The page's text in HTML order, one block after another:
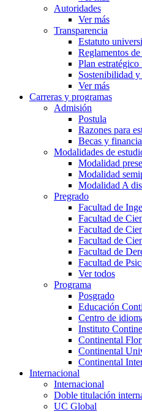
Autoridades
Ver más
Transparencia
Estatuto
Reglamentos
Plan
Sostenibilidad
Ver más
Carreras y programas
Admisión
Postula
Razones para
Becas y
Modalidades de
Modalidad
Modalidad
Modalidad A
Pregrado
Facultad de
Facultad de
Facultad de
Facultad de
Facultad de
Facultad de
Ver todos
Programa
Posgrado
Educación
Centro de
Instituto
Continental
Continental
Continental
Internacional
Internacional
Doble titulación
UC Global